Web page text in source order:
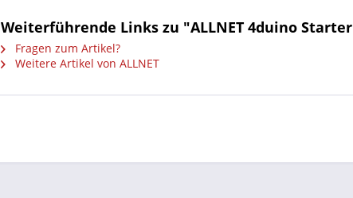
Weiterführende Links zu "ALLNET 4duino Starter
Fragen zum Artikel?
Weitere Artikel von ALLNET